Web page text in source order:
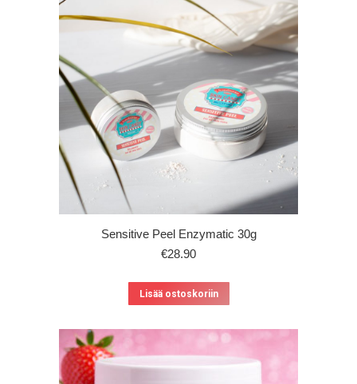
Sensitive Peel Enzymatic 30g
€28.90
Lisää ostoskoriin